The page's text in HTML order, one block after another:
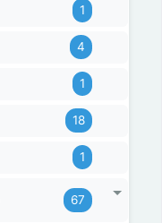
1
4
1
18
1
67